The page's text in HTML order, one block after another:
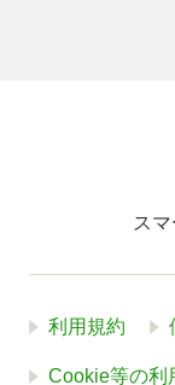
ス
利用規約
Cookie等の利